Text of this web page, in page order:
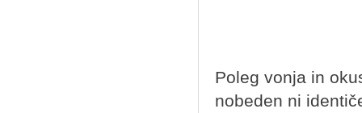
Poleg vonja in
nobeden ni